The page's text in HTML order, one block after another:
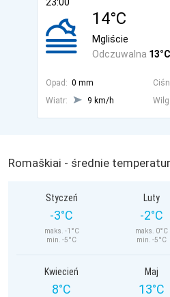
14°C
Odczuwalna 13°C
Mgliście
Opad: 0 mm
Wiatr:
9 km/h
Romaškiai - średnie
Styczeń
-3°C
maks. -1°C
min. -5°C
Luty
-2°C
maks. 0°C
min. -5°C
Kwiecień
8°C
Maj
13°C